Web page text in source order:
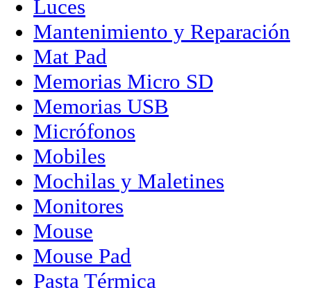
Luces
Mantenimiento y Reparación
Mat Pad
Memorias Micro SD
Memorias USB
Micrófonos
Mobiles
Mochilas y Maletines
Monitores
Mouse
Mouse Pad
Pasta Térmica